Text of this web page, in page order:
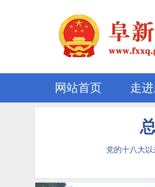
网站首页 走
党的十八大